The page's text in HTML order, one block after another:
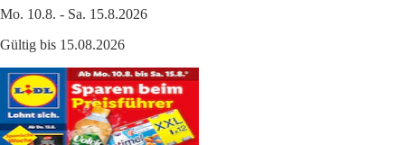
Mo. 10.8. - Sa. 15.8.2026
Gültig bis 15.08.2026